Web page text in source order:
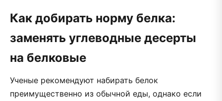
Как добирать норму белка:
заменять углеводные десерты
на белковые
Ученые рекомендуют набирать белок
преимущественно из обычной еды, однако если